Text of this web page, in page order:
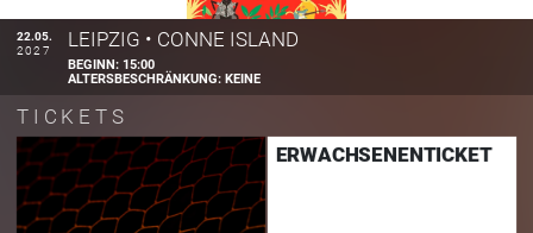
22.05.
2027
LEIPZIG • CONNE ISLAND
BEGINN:15:00
ALTERSBESCHRÄNKUNG:KEINE
TICKETS
ERWACHSENENTICKET